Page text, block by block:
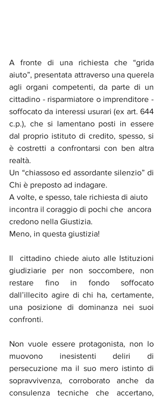
A fronte di una richiesta che “grida
aiuto”, presentata attraverso una querela
agli organi competenti, da parte di un
cittadino - risparmiatore o imprenditore -
soffocato da interessi usurari (ex art. 644
c.p.), che si lamentano posti in essere
dal proprio istituto di credito, spesso, si
è costretti a confrontarsi con ben altra
realtà.
Un “chiassoso ed assordante silenzio” di
Chi è preposto ad indagare.
A volte, e spesso, tale richiesta di aiuto
incontra il coraggio di pochi che  ancora
credono nella Giustizia.
Meno, in questa giustizia!
Il  cittadino chiede aiuto alle Istituzioni
giudiziarie per non soccombere, non
restare fino in fondo soffocato
dall’illecito agire di chi ha, certamente,
una posizione di dominanza nei suoi
confronti.
Non vuole essere protagonista, non lo
muovono inesistenti deliri di
persecuzione ma il suo mero istinto di
sopravvivenza, corroborato anche da
consulenza tecniche che accertano,